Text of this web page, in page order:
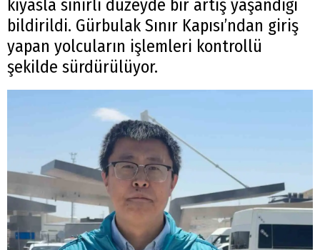
kıyasla sınırlı düzeyde bir artış yaşandığı
bildirildi. Gürbulak Sınır Kapısı’ndan giriş
yapan yolcuların işlemleri kontrollü
şekilde sürdürülüyor.